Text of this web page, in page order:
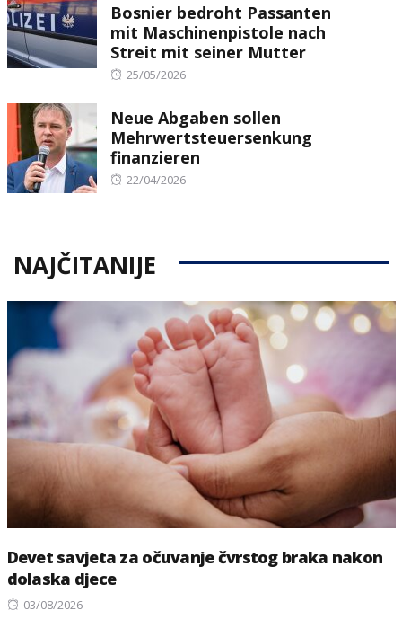
Bosnier bedroht Passanten
mit Maschinenpistole nach
Streit mit seiner Mutter
Posted
25/05/2026
Neue Abgaben sollen
Mehrwertsteuersenkung
finanzieren
Posted
22/04/2026
NAJČITANIJE
Devet savjeta za očuvanje čvrstog braka nakon
dolaska djece
Posted
03/08/2026